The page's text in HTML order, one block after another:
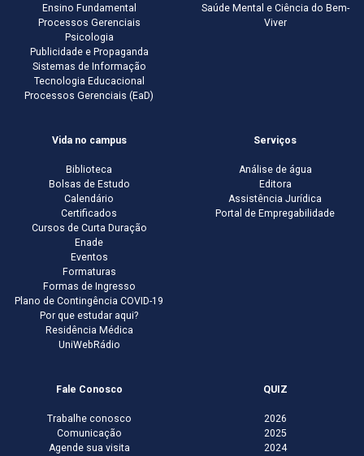
Ensino Fundamental
Processos Gerenciais
Psicologia
Publicidade e Propaganda
Sistemas de Informação
Tecnologia Educacional
Processos Gerenciais (EaD)
Saúde Mental e Ciência do Bem-
Viver
Vida no campus
Biblioteca
Bolsas de Estudo
Calendário
Certificados
Cursos de Curta Duração
Enade
Eventos
Formaturas
Formas de Ingresso
Plano de Contingência COVID-19
Por que estudar aqui?
Residência Médica
UniWebRádio
Serviços
Análise de água
Editora
Assistência Jurídica
Portal de Empregabilidade
Fale Conosco
Trabalhe conosco
Comunicação
Agende sua visita
QUIZ
2026
2025
2024